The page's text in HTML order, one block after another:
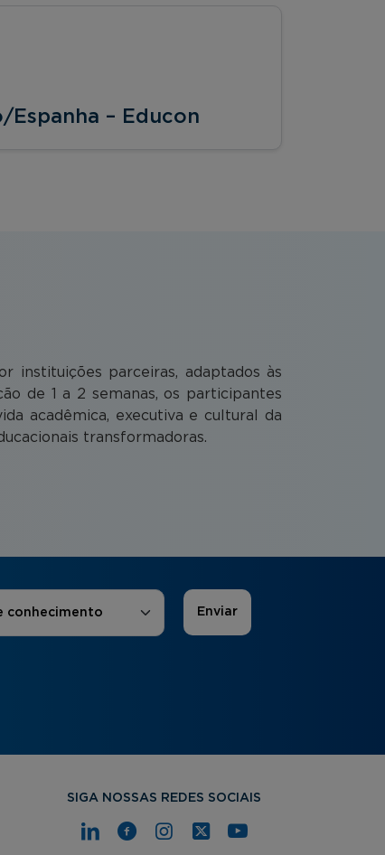
Espanha – Educon
instituições parceiras, adaptados às
de 1 a 2 semanas, os participantes
acadêmica, executiva e cultural da
transformadoras.
conhecimento
SIGA NOSSAS REDES SOCIAIS